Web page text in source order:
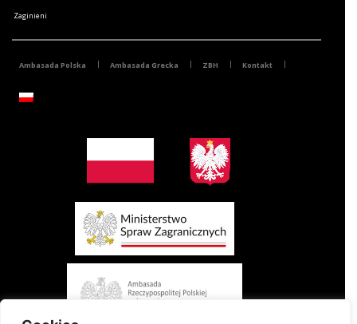
Zaginieni
Ambasada Polska Ambasada Grecka ZBH Kontakt